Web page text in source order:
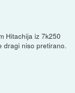
Hitachija iz 7k250
dragi niso pretirano.